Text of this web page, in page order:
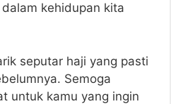
kehidupan kita
seputar haji yang pasti
Semoga
untuk kamu yang ingin